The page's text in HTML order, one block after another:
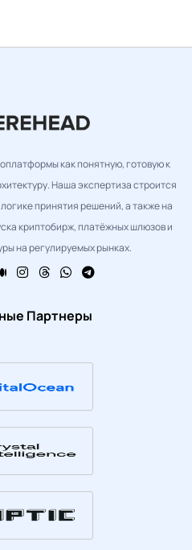
как понятную, готовую к
Наша экспертиза строится
принятия решений, а также на
криптобирж, платёжных шлюзов и
на регулируемых рынках.
Партнеры